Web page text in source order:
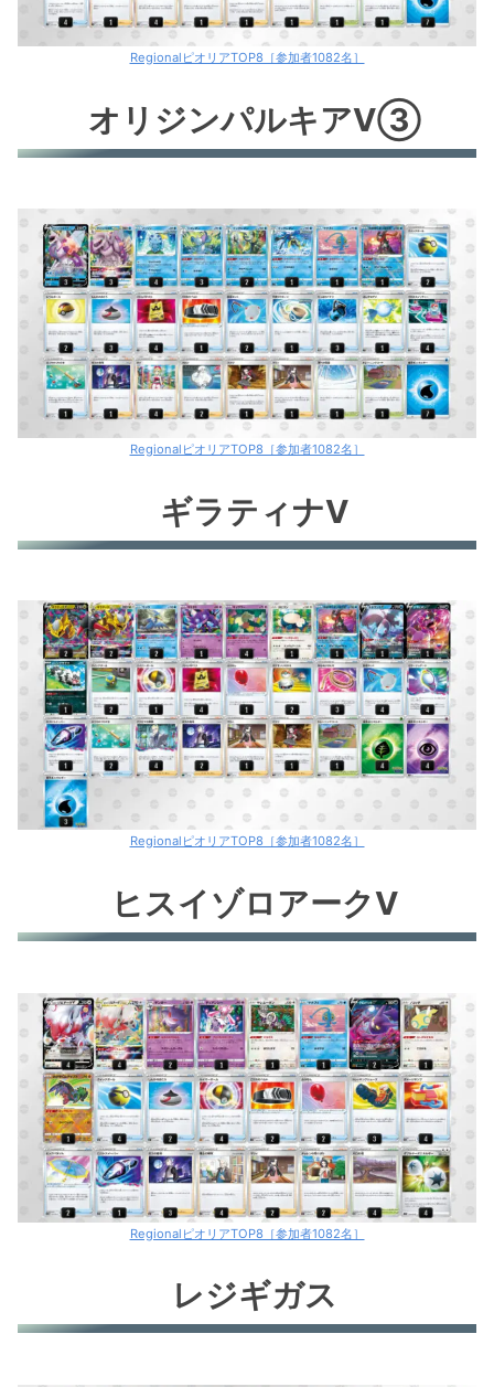
RegionalピオリアTOP8［参加者1082名］
オリジンパルキアV③
RegionalピオリアTOP8［参加者1082名］
ギラティナV
RegionalピオリアTOP8［参加者1082名］
ヒスイゾロアークV
RegionalピオリアTOP8［参加者1082名］
レジギガス